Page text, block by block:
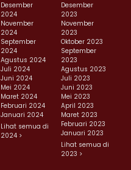
Desember
2024
November
2024
September
2024
Agustus 2024
Juli 2024
Juni 2024
Mei 2024
Maret 2024
Februari 2024
Januari 2024
Lihat semua di
2024 >
Desember
2023
November
2023
Oktober 2023
September
2023
Agustus 2023
Juli 2023
Juni 2023
Mei 2023
April 2023
Maret 2023
Februari 2023
Januari 2023
Lihat semua di
2023 >